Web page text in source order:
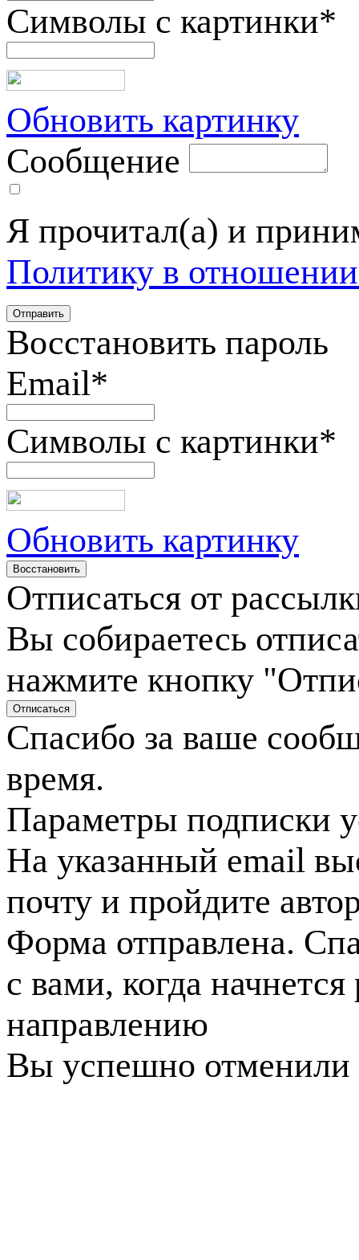
Символы с картинки*
Обновить картинку
Сообщение
Я прочитал(а) и
Политику в
Восстановить пароль
Email*
Символы с картинки*
Обновить картинку
Отписаться от
Вы собираетесь
нажмите кнопку
Спасибо за ваше
время.
Параметры подписки
На указанный email
почту и пройдите
Форма отправлена.
с вами, когда
направлению
Вы успешно отменили